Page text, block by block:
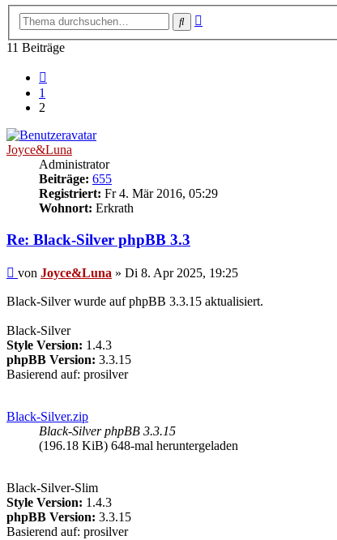
Suche
11 Beiträge
1
2
Joyce&Luna
Administrator
Beiträge: 655
Registriert: Fr 4. Mär 2016, 05:29
Wohnort: Erkrath
Re: Black-Silver phpBB 3.3
Beitrag
von Joyce&Luna » Di 8. Apr 2025, 19:25
Black-Silver wurde auf phpBB 3.3.15 aktualisiert.
Black-Silver
Style Version: 1.4.3
phpBB Version: 3.3.15
Basierend auf: prosilver
Black-Silver.zip
Black-Silver phpBB 3.3.15
(196.18 KiB) 648-mal heruntergeladen
Black-Silver-Slim
Style Version: 1.4.3
phpBB Version: 3.3.15
Basierend auf: prosilver